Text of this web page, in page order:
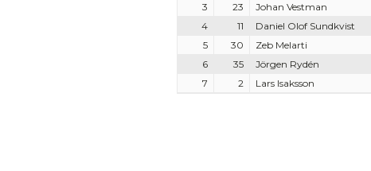
3
23 Johan Vestman
4
11 Daniel Olof Sundkvist
5
30 Zeb Melarti
6
35 Jörgen Rydén
7
2 Lars Isaksson